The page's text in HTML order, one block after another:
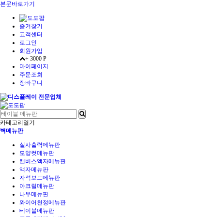
본문바로가기
즐겨찾기
고객센터
로그인
회원가입
+ 3000 P
마이페이지
주문조회
장바구니
카테고리열기
벽메뉴판
실사출력메뉴판
모양컷메뉴판
캔버스액자메뉴판
액자메뉴판
자석보드메뉴판
아크릴메뉴판
나무메뉴판
와이어천정메뉴판
테이블메뉴판